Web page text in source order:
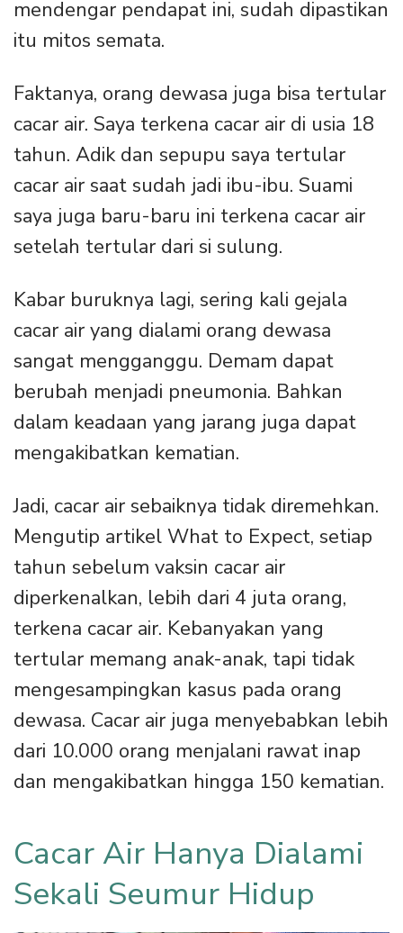
mendengar pendapat ini, sudah dipastikan
itu mitos semata.
Faktanya, orang dewasa juga bisa tertular
cacar air. Saya terkena cacar air di usia 18
tahun. Adik dan sepupu saya tertular
cacar air saat sudah jadi ibu-ibu. Suami
saya juga baru-baru ini terkena cacar air
setelah tertular dari si sulung.
Kabar buruknya lagi, sering kali gejala
cacar air yang dialami orang dewasa
sangat mengganggu. Demam dapat
berubah menjadi pneumonia. Bahkan
dalam keadaan yang jarang juga dapat
mengakibatkan kematian.
Jadi, cacar air sebaiknya tidak diremehkan.
Mengutip artikel What to Expect, setiap
tahun sebelum vaksin cacar air
diperkenalkan, lebih dari 4 juta orang,
terkena cacar air. Kebanyakan yang
tertular memang anak-anak, tapi tidak
mengesampingkan kasus pada orang
dewasa. Cacar air juga menyebabkan lebih
dari 10.000 orang menjalani rawat inap
dan mengakibatkan hingga 150 kematian.
Cacar Air Hanya Dialami
Sekali Seumur Hidup